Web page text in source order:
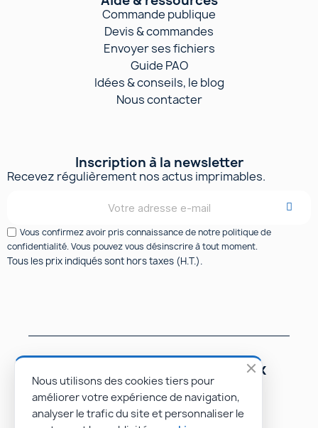
Commande publique
Devis & commandes
Envoyer ses fichiers
Guide PAO
Idées & conseils, le blog
Nous contacter
Inscription à la newsletter
Recevez régulièrement nos actus imprimables.
Vous confirmez avoir pris connaissance de notre politique de
confidentialité. Vous pouvez vous désinscrire à tout moment.
Tous les prix indiqués sont hors taxes (H.T.).
Suivez-nous sur les réseaux
sociaux
Nous utilisons des cookies tiers pour
améliorer votre expérience de navigation,
analyser le trafic du site et personnaliser le